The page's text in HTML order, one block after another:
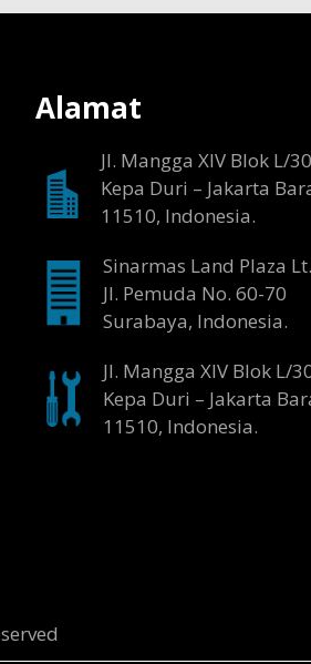
Alamat
Jl. Mangga XIV Blok L/
Kepa Duri – Jakarta
11510, Indonesia.
Sinarmas Land Plaza
Jl. Pemuda No. 60-70
Surabaya, Indonesia.
Jl. Mangga XIV Blok L/
Kepa Duri – Jakarta
11510, Indonesia.